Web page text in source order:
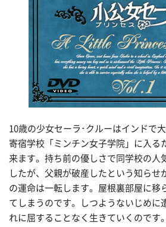
10歳の少女セーラ･クルーはインドで
寄宿学校「ミンチン女子学院」に入る
来ます。持ち前の優しさで同学校の人
したが、父親が破産したという知らせ
の運命は一転します。屋根裏部屋に移
てしまうのです。しつようないじめに
れに屈することなく生きていくのです